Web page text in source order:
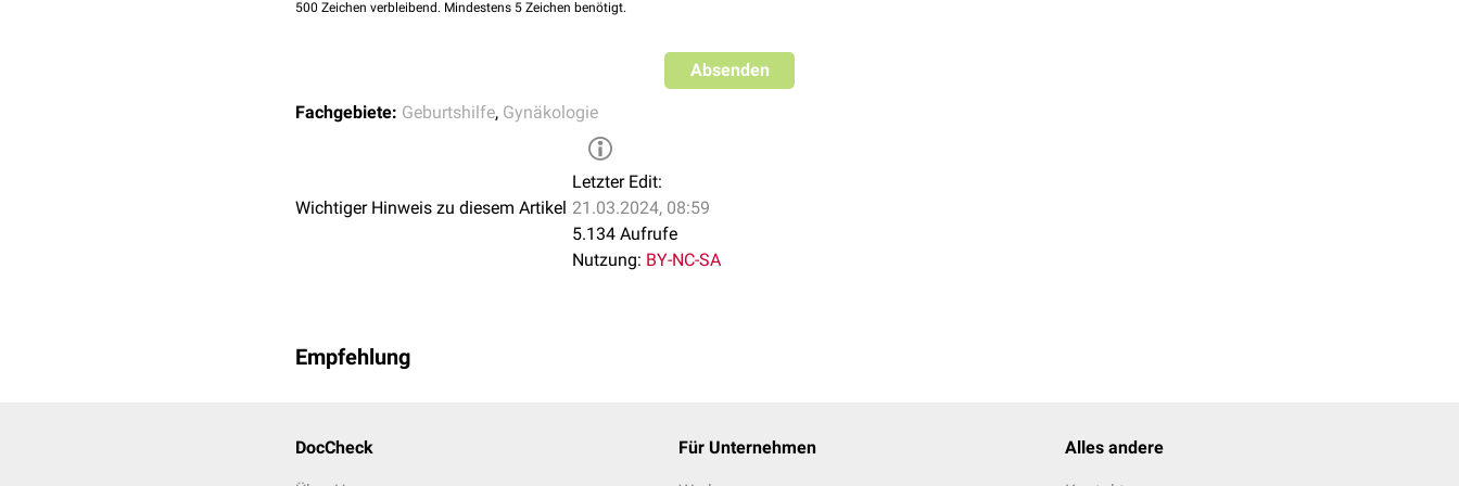
500 Zeichen verbleibend. Mindestens 5 Zeichen benötigt.
Absenden
Fachgebiete: Geburtshilfe, Gynäkologie
Wichtiger Hinweis zu diesem Artikel
Letzter Edit:
21.03.2024, 08:59
5.134 Aufrufe
Nutzung: BY-NC-SA
Empfehlung
DocCheck Für Unternehmen Alles andere